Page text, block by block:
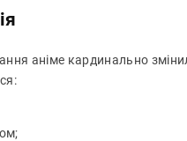
аніме кардинально